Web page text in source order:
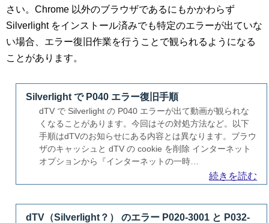
さい。Chrome 以外のブラウザであるにもかかわらず
Silverlight をインストール済みでも特定のエラーが出ていな
い場合、エラー復旧作業を行うことで観られるようになる
ことがあります。
Silverlight で P040 エラー復旧手順
dTV で Silverlight の P040 エラーが出て動画が観られな
くなることがあります。今回はその対処方法など。以下
手順はdTVのお知らせにある内容とは異なります。ブラウ
ザのキャッシュと dTV の cookie を削除 インターネット
オプションから『インターネットの一時…
続きを読む
dTV（Silverlight？） のエラー P020-3001 と P032-